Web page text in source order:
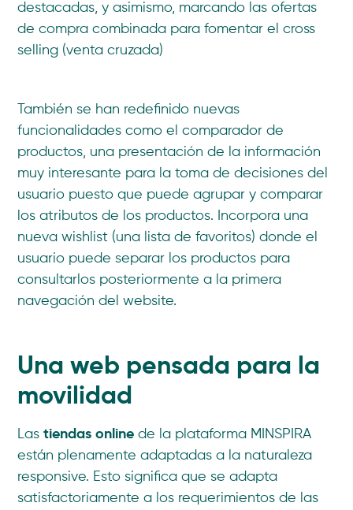
destacadas, y asimismo, marcando las ofertas
de compra combinada para fomentar el cross
selling (venta cruzada)
También se han redefinido nuevas
funcionalidades como el comparador de
productos, una presentación de la información
muy interesante para la toma de decisiones del
usuario puesto que puede agrupar y comparar
los atributos de los productos. Incorpora una
nueva wishlist (una lista de favoritos) donde el
usuario puede separar los productos para
consultarlos posteriormente a la primera
navegación del website.
Una web pensada para la
movilidad
Lastiendas online de la plataforma MINSPIRA
están plenamente adaptadas a la naturaleza
responsive. Esto significa que se adapta
satisfactoriamente a los requerimientos de las